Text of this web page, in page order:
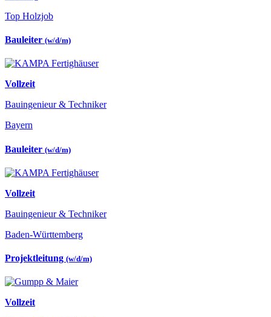
Top Holzjob
Bauleiter (w/d/m)
Vollzeit
Bauingenieur & Techniker
Bayern
Bauleiter (w/d/m)
Vollzeit
Bauingenieur & Techniker
Baden-Württemberg
Projektleitung (w/d/m)
Vollzeit